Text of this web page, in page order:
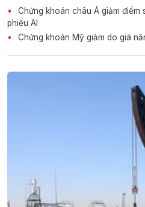
Chứng khoán châu Á giảm điểm
phiếu AI
Chứng khoán Mỹ giảm do giá